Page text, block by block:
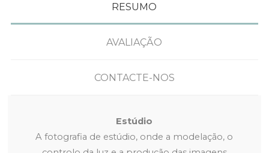
RESUMO
AVALIAÇÃO
CONTACTE-NOS
Estúdio
A fotografia de estúdio, onde a modelação, o